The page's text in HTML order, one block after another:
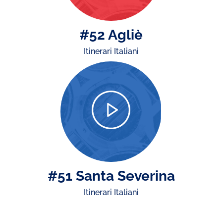
#52 Agliè
Itinerari Italiani
#51 Santa Severina
Itinerari Italiani